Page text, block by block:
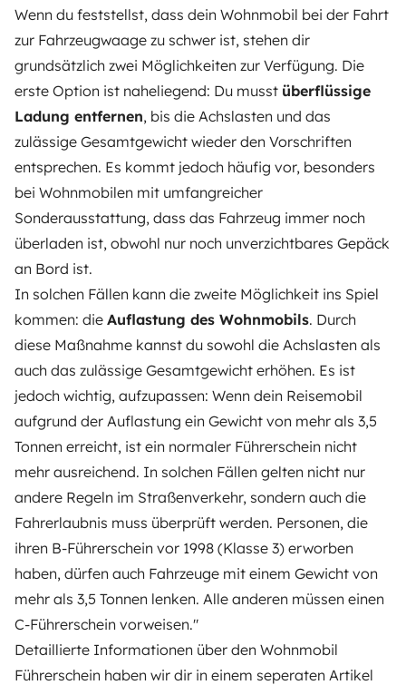
Wenn du feststellst, dass dein Wohnmobil bei der Fahrt
zur Fahrzeugwaage zu schwer ist, stehen dir
grundsätzlich zwei Möglichkeiten zur Verfügung. Die
erste Option ist naheliegend: Du musst überflüssige
Ladung entfernen, bis die Achslasten und das
zulässige Gesamtgewicht wieder den Vorschriften
entsprechen. Es kommt jedoch häufig vor, besonders
bei Wohnmobilen mit umfangreicher
Sonderausstattung, dass das Fahrzeug immer noch
überladen ist, obwohl nur noch unverzichtbares Gepäck
an Bord ist.
In solchen Fällen kann die zweite Möglichkeit ins Spiel
kommen: die Auflastung des Wohnmobils. Durch
diese Maßnahme kannst du sowohl die Achslasten als
auch das zulässige Gesamtgewicht erhöhen. Es ist
jedoch wichtig, aufzupassen: Wenn dein Reisemobil
aufgrund der Auflastung ein Gewicht von mehr als 3,5
Tonnen erreicht, ist ein normaler Führerschein nicht
mehr ausreichend. In solchen Fällen gelten nicht nur
andere Regeln im Straßenverkehr, sondern auch die
Fahrerlaubnis muss überprüft werden. Personen, die
ihren B-Führerschein vor 1998 (Klasse 3) erworben
haben, dürfen auch Fahrzeuge mit einem Gewicht von
mehr als 3,5 Tonnen lenken. Alle anderen müssen einen
C-Führerschein vorweisen."
Detaillierte Informationen über den Wohnmobil
Führerschein haben wir dir in einem seperaten Artikel